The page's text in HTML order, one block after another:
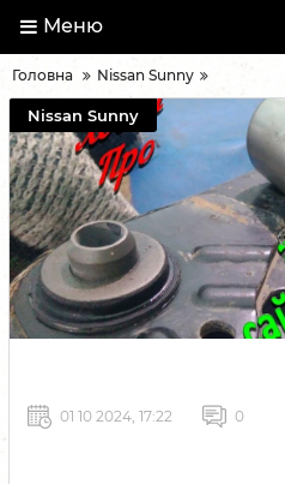
Меню
Головна Nissan Sunny
Nissan Sunny
01 10 2024, 17:22 0